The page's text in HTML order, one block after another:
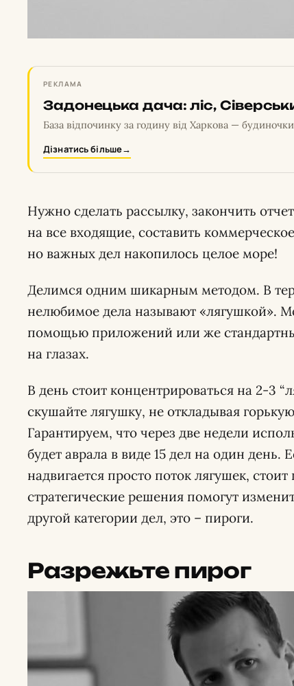
РЕКЛАМА
Задонецька дача: ліс,
База відпочинку за годину від Харкова —
Дізнатись більше→
Нужно сделать рассылку, закончить
на все входящие, составить
но важных дел накопилось целое море!
Делимся одним шикарным методом. В
нелюбимое дела называют «лягушкой».
помощью приложений или же
на глазах.
В день стоит концентрироваться на 2-3
скушайте лягушку, не откладывая
Гарантируем, что через две недели
будет аврала в виде 15 дел на один
надвигается просто поток лягушек,
стратегические решения помогут
другой категории дел, это – пироги.
Разрежьте пирог